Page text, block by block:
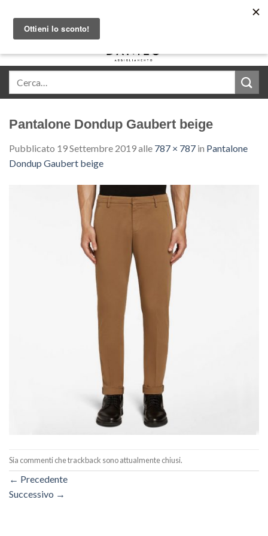
content
Pantalone Dondup Gaubert beige
Pubblicato 19 Settembre 2019alle 787 × 787 in Pantalone
Dondup Gaubert beige
Sia commenti che trackback sono attualmente chiusi.
← Precedente
Successivo →